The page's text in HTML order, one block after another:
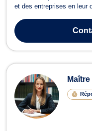
et des entreprises en leur
privé et droit des affaires
en...